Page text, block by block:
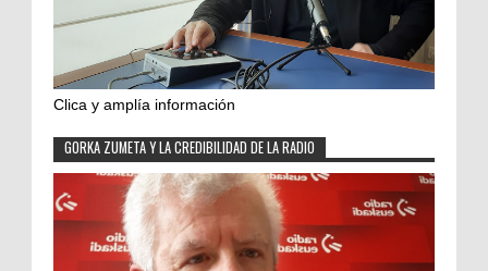
Clica y amplía información
GORKA ZUMETA Y LA CREDIBILIDAD DE LA RADIO